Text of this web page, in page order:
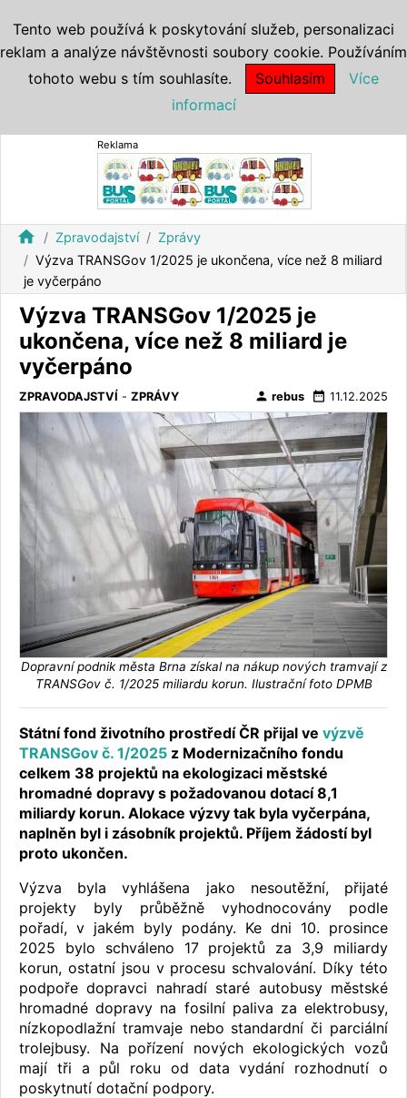
Reklama
home Zpravodajství
Zprávy
Výzva TRANSGov 1/2025 je ukončena, více než 8 miliard
je vyčerpáno
Výzva TRANSGov 1/2025 je
ukončena, více než 8 miliard je
vyčerpáno
ZPRAVODAJSTVÍ - ZPRÁVY person rebus date_range 11.12.2025
Dopravní podnik města Brna získal na nákup nových tramvají z
TRANSGov č. 1/2025 miliardu korun. Ilustrační foto DPMB
Státní fond životního prostředí ČR přijal ve výzvě
TRANSGov č. 1/2025 z Modernizačního fondu
celkem 38 projektů na ekologizaci městské
hromadné dopravy s požadovanou dotací 8,1
miliardy korun. Alokace výzvy tak byla vyčerpána,
naplněn byl i zásobník projektů. Příjem žádostí byl
proto ukončen.
Výzva byla vyhlášena jako nesoutěžní, přijaté
projekty byly průběžně vyhodnocovány podle
pořadí, v jakém byly podány. Ke dni 10. prosince
2025 bylo schváleno 17 projektů za 3,9 miliardy
korun, ostatní jsou v procesu schvalování. Díky této
podpoře dopravci nahradí staré autobusy městské
hromadné dopravy na fosilní paliva za elektrobusy,
nízkopodlažní tramvaje nebo standardní či parciální
trolejbusy. Na pořízení nových ekologických vozů
mají tři a půl roku od data vydání rozhodnutí o
poskytnutí dotační podpory.
Tento web používá k poskytování služeb, personalizaci
reklam a analýze návštěvnosti soubory cookie. Používáním
tohoto webu s tím souhlasíte.
Souhlasím
Více
informací